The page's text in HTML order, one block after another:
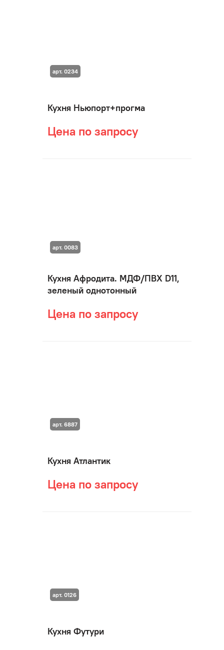
Кухня Ньюпорт+прогма
Цена по запросу
арт. 0234
Кухня Афродита. МДФ/ПВХ D11,
зеленый однотонный
Цена по запросу
арт. 0083
Кухня Атлантик
Цена по запросу
арт. 6887
Кухня Футури
арт. 0126